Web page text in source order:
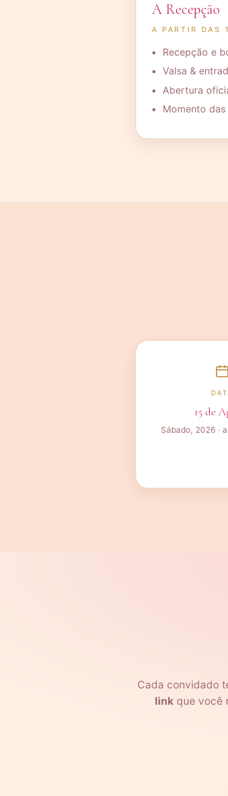
A Recepção
A PARTIR DAS
Recepção e
Valsa &
Abertura
Momento
15 de
Sábado, 2026 ·
Cada convidado
linkque você